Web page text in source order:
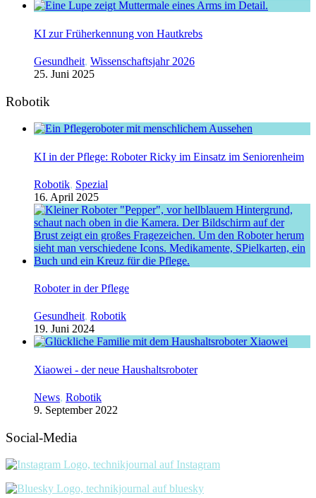
KI zur Früherkennung von Hautkrebs
Gesundheit, Wissenschaftsjahr 2026
25. Juni 2025
Robotik
KI in der Pflege: Roboter Ricky im Einsatz im Seniorenheim
Robotik, Spezial
16. April 2025
Roboter in der Pflege
Gesundheit, Robotik
19. Juni 2024
Xiaowei - der neue Haushaltsroboter
News, Robotik
9. September 2022
Social-Media